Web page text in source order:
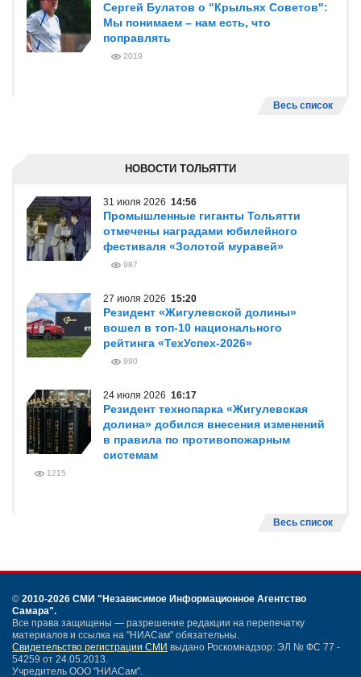
Сергей Булатов о "Крыльях Советов":
Мы понимаем – нам есть, что
поправлять
2019
Весь список
НОВОСТИ ТОЛЬЯТТИ
31 июля 2026 14:56
Промышленные гиганты Тольятти
отмечены наградами юбилейного
фестиваля «Золотой муравей»
987
27 июля 2026 15:20
Резидент «Жигулевской долины»
вошел в топ-10 национального
рейтинга «ТехУспех-2026»
990
24 июля 2026 16:17
Резидент технопарка «Жигулевская
долина» добился внесения изменений
в правила по противопожарным
системам
1215
Весь список
© 2010-2026 СМИ "Независимое Информационное Агентство
Самара".
Все права защищены — разрешение редакции на перепечатку
материалов и ссылка на "НИАСам" обязательны.
Свидетельство регистрации СМИ выдано Роскомнадзор: ЭЛ № ФС 77 -
54259 от 24.05.2013.
Учредитель ООО "НИАСам".